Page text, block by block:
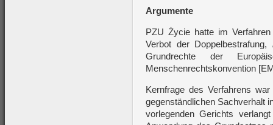
Argumente
PZU Życie hatte im
Verbot der Doppelbestrafung,
Grundrechte der
Menschenrechtskonvention
Kernfrage des Verfahrens
gegenständlichen Sachverhalt
vorlegenden Gerichts